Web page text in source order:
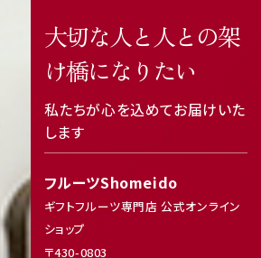
delivery_truck_speed
大切な人と人との架
け橋になりたい
私たちが心を込めてお届けいた
します
フルーツShomeido
ギフトフルーツ専門店 公式オンライン
ショップ
〒430-0803